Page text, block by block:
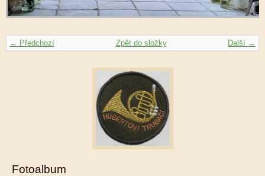
← Předchozí Další →
Zpět do složky
Fotoalbum